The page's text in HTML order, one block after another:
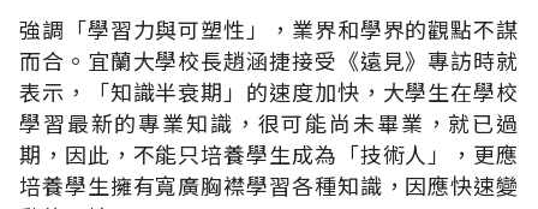
強調「學習力與可塑性」，業界和學界的觀點不謀
而合。宜蘭大學校長趙涵捷接受《遠見》專訪時就
表示，「知識半衰期」的速度加快，大學生在學校
學習最新的專業知識，很可能尚未畢業，就已過
期，因此，不能只培養學生成為「技術人」，更應
培養學生擁有寬廣胸襟學習各種知識，因應快速變